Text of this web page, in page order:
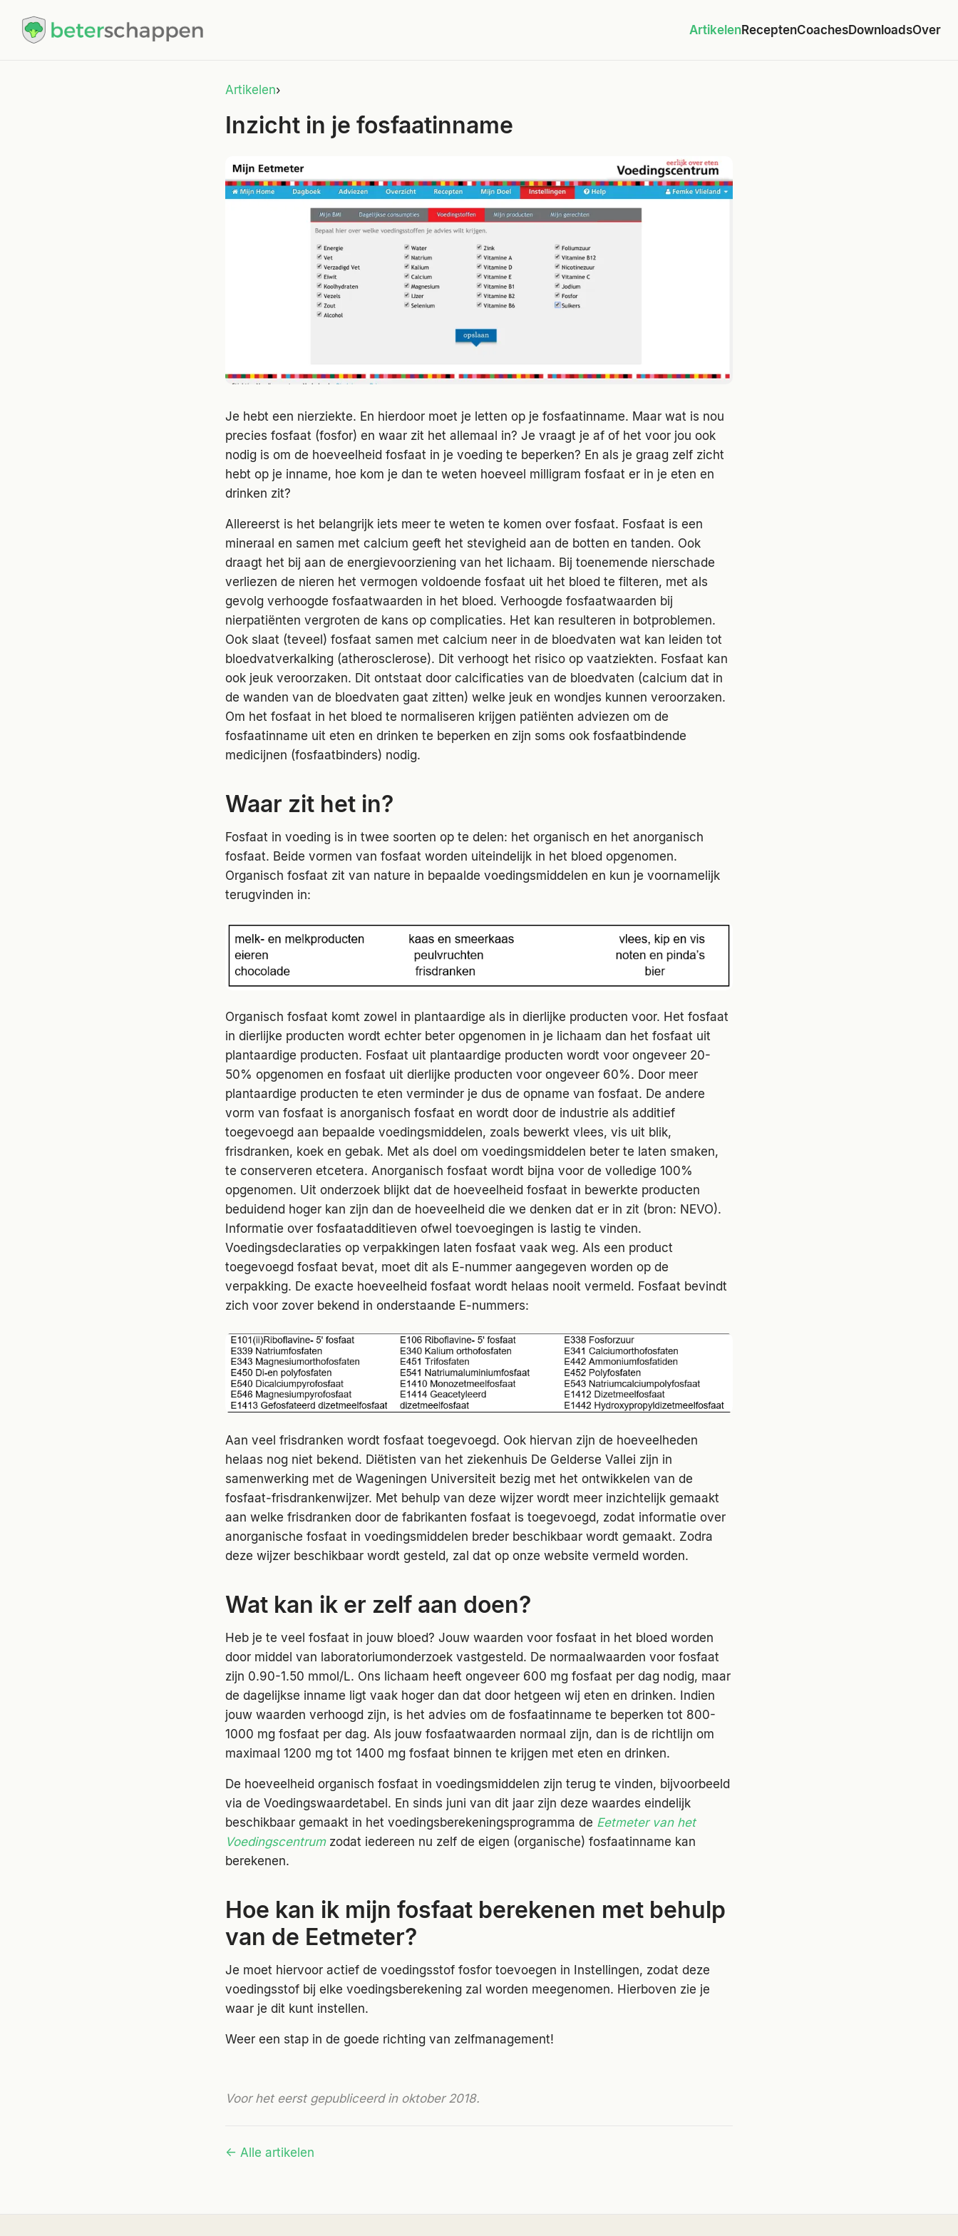
ArtikelenReceptenCoachesDownloadsOver
Artikelen›
Inzicht in je fosfaatinname
Je hebt een nierziekte. En hierdoor moet je letten op je fosfaatinname. Maar wat is nou
precies fosfaat (fosfor) en waar zit het allemaal in? Je vraagt je af of het voor jou ook
nodig is om de hoeveelheid fosfaat in je voeding te beperken? En als je graag zelf zicht
hebt op je inname, hoe kom je dan te weten hoeveel milligram fosfaat er in je eten en
drinken zit?
Allereerst is het belangrijk iets meer te weten te komen over fosfaat. Fosfaat is een
mineraal en samen met calcium geeft het stevigheid aan de botten en tanden. Ook
draagt het bij aan de energievoorziening van het lichaam. Bij toenemende nierschade
verliezen de nieren het vermogen voldoende fosfaat uit het bloed te filteren, met als
gevolg verhoogde fosfaatwaarden in het bloed. Verhoogde fosfaatwaarden bij
nierpatiënten vergroten de kans op complicaties. Het kan resulteren in botproblemen.
Ook slaat (teveel) fosfaat samen met calcium neer in de bloedvaten wat kan leiden tot
bloedvatverkalking (atherosclerose). Dit verhoogt het risico op vaatziekten. Fosfaat kan
ook jeuk veroorzaken. Dit ontstaat door calcificaties van de bloedvaten (calcium dat in
de wanden van de bloedvaten gaat zitten) welke jeuk en wondjes kunnen veroorzaken.
Om het fosfaat in het bloed te normaliseren krijgen patiënten adviezen om de
fosfaatinname uit eten en drinken te beperken en zijn soms ook fosfaatbindende
medicijnen (fosfaatbinders) nodig.
Waar zit het in?
Fosfaat in voeding is in twee soorten op te delen: het organisch en het anorganisch
fosfaat. Beide vormen van fosfaat worden uiteindelijk in het bloed opgenomen.
Organisch fosfaat zit van nature in bepaalde voedingsmiddelen en kun je voornamelijk
terugvinden in:
Organisch fosfaat komt zowel in plantaardige als in dierlijke producten voor. Het fosfaat
in dierlijke producten wordt echter beter opgenomen in je lichaam dan het fosfaat uit
plantaardige producten. Fosfaat uit plantaardige producten wordt voor ongeveer 20-
50% opgenomen en fosfaat uit dierlijke producten voor ongeveer 60%. Door meer
plantaardige producten te eten verminder je dus de opname van fosfaat. De andere
vorm van fosfaat is anorganisch fosfaat en wordt door de industrie als additief
toegevoegd aan bepaalde voedingsmiddelen, zoals bewerkt vlees, vis uit blik,
frisdranken, koek en gebak. Met als doel om voedingsmiddelen beter te laten smaken,
te conserveren etcetera. Anorganisch fosfaat wordt bijna voor de volledige 100%
opgenomen. Uit onderzoek blijkt dat de hoeveelheid fosfaat in bewerkte producten
beduidend hoger kan zijn dan de hoeveelheid die we denken dat er in zit (bron: NEVO).
Informatie over fosfaatadditieven ofwel toevoegingen is lastig te vinden.
Voedingsdeclaraties op verpakkingen laten fosfaat vaak weg. Als een product
toegevoegd fosfaat bevat, moet dit als E-nummer aangegeven worden op de
verpakking. De exacte hoeveelheid fosfaat wordt helaas nooit vermeld. Fosfaat bevindt
zich voor zover bekend in onderstaande E-nummers:
Aan veel frisdranken wordt fosfaat toegevoegd. Ook hiervan zijn de hoeveelheden
helaas nog niet bekend. Diëtisten van het ziekenhuis De Gelderse Vallei zijn in
samenwerking met de Wageningen Universiteit bezig met het ontwikkelen van de
fosfaat-frisdrankenwijzer. Met behulp van deze wijzer wordt meer inzichtelijk gemaakt
aan welke frisdranken door de fabrikanten fosfaat is toegevoegd, zodat informatie over
anorganische fosfaat in voedingsmiddelen breder beschikbaar wordt gemaakt. Zodra
deze wijzer beschikbaar wordt gesteld, zal dat op onze website vermeld worden.
Wat kan ik er zelf aan doen?
Heb je te veel fosfaat in jouw bloed? Jouw waarden voor fosfaat in het bloed worden
door middel van laboratoriumonderzoek vastgesteld. De normaalwaarden voor fosfaat
zijn 0.90-1.50 mmol/L. Ons lichaam heeft ongeveer 600 mg fosfaat per dag nodig, maar
de dagelijkse inname ligt vaak hoger dan dat door hetgeen wij eten en drinken. Indien
jouw waarden verhoogd zijn, is het advies om de fosfaatinname te beperken tot 800-
1000 mg fosfaat per dag. Als jouw fosfaatwaarden normaal zijn, dan is de richtlijn om
maximaal 1200 mg tot 1400 mg fosfaat binnen te krijgen met eten en drinken.
De hoeveelheid organisch fosfaat in voedingsmiddelen zijn terug te vinden, bijvoorbeeld
via de Voedingswaardetabel. En sinds juni van dit jaar zijn deze waardes eindelijk
beschikbaar gemaakt in het voedingsberekeningsprogramma de Eetmeter van het
Voedingscentrumzodat iedereen nu zelf de eigen (organische) fosfaatinname kan
berekenen.
Hoe kan ik mijn fosfaat berekenen met behulp
van de Eetmeter?
Je moet hiervoor actief de voedingsstof fosfor toevoegen in Instellingen, zodat deze
voedingsstof bij elke voedingsberekening zal worden meegenomen. Hierboven zie je
waar je dit kunt instellen.
Weer een stap in de goede richting van zelfmanagement!
Voor het eerst gepubliceerd in oktober 2018.
← Alle artikelen